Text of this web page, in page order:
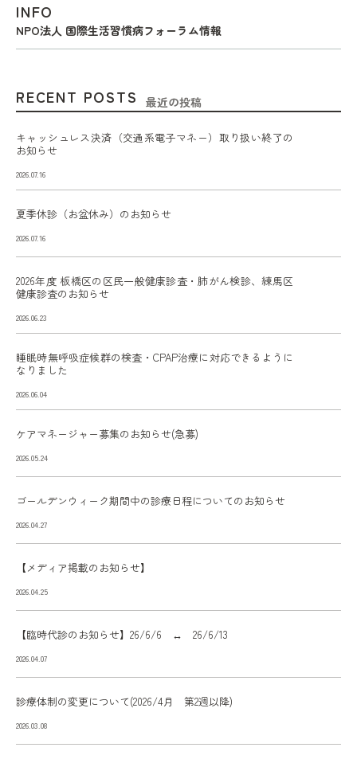
INFO
NPO法人 国際生活習慣病フォーラム情報
RECENT POSTS 最近の投稿
キャッシュレス決済（交通系電子マネー）取り扱い終了の
お知らせ
2026.07.16
夏季休診（お盆休み）のお知らせ
2026.07.16
2026年度 板橋区の区民一般健康診査・肺がん検診、練馬区
健康診査のお知らせ
2026.06.23
睡眠時無呼吸症候群の検査・CPAP治療に対応できるように
なりました
2026.06.04
ケアマネージャー募集のお知らせ(急募)
2026.05.24
ゴールデンウィーク期間中の診療日程についてのお知らせ
2026.04.27
【メディア掲載のお知らせ】
2026.04.25
【臨時代診のお知らせ】26/6/6 ↔ 26/6/13
2026.04.07
診療体制の変更について(2026/4月 第2週以降)
2026.03.08